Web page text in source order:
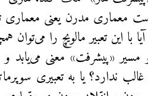
معماری مدرن یعنی
با این تعبیر مالویچ را
«پیشرفت» معنی می‌يابد و
ندارد؟ یا به تعبیری